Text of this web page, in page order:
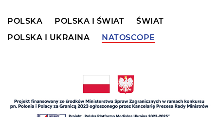
POLSKA POLSKA I ŚWIAT
ŚWIAT
POLSKA I UKRAINA
NATOSCOPE